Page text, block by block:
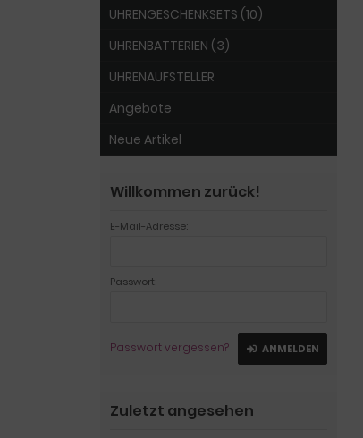
UHRENGESCHENKSETS (10)
UHRENBATTERIEN (3)
UHRENAUFSTELLER
Angebote
Neue Artikel
Willkommen zurück!
E-Mail-Adresse:
Passwort:
Passwort vergessen? ANMELDEN
Zuletzt angesehen